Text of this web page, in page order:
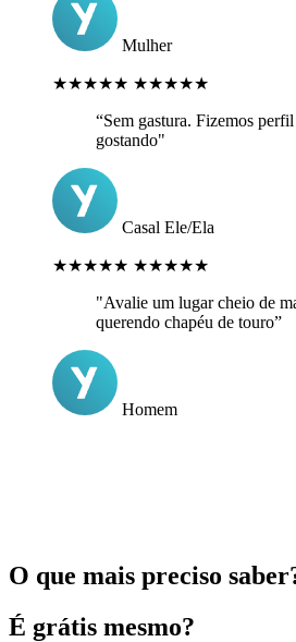
Mulher
★★★★★ ★★★★★
“Sem gastura. Fizemos perfil
gostando"
Casal Ele/Ela
★★★★★ ★★★★★
"Avalie um lugar cheio de
querendo chapéu de touro”
Homem
O que mais preciso
É grátis mesmo?